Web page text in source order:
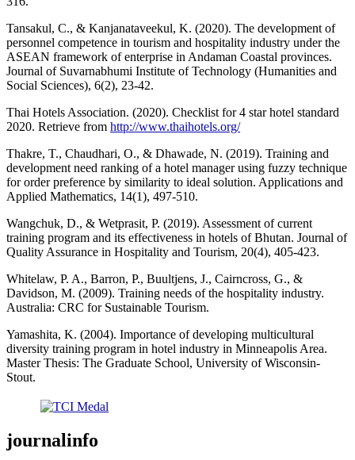
Tansakul, C., & Kanjanataveekul, K. (2020). The development of
personnel competence in tourism and hospitality industry under the
ASEAN framework of enterprise in Andaman Coastal provinces.
Journal of Suvarnabhumi Institute of Technology (Humanities and
Social Sciences), 6(2), 23-42.
Thai Hotels Association. (2020). Checklist for 4 star hotel standard
2020. Retrieve from http://www.thaihotels.org/
Thakre, T., Chaudhari, O., & Dhawade, N. (2019). Training and
development need ranking of a hotel manager using fuzzy technique
for order preference by similarity to ideal solution. Applications and
Applied Mathematics, 14(1), 497-510.
Wangchuk, D., & Wetprasit, P. (2019). Assessment of current
training program and its effectiveness in hotels of Bhutan. Journal of
Quality Assurance in Hospitality and Tourism, 20(4), 405-423.
Whitelaw, P. A., Barron, P., Buultjens, J., Cairncross, G., &
Davidson, M. (2009). Training needs of the hospitality industry.
Australia: CRC for Sustainable Tourism.
Yamashita, K. (2004). Importance of developing multicultural
diversity training program in hotel industry in Minneapolis Area.
Master Thesis: The Graduate School, University of Wisconsin-
Stout.
journalinfo